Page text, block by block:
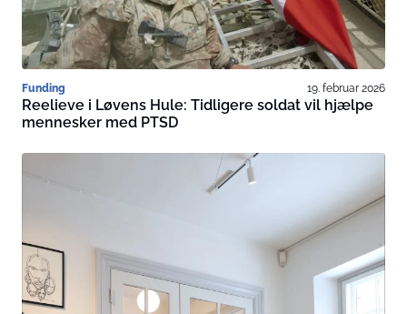
Funding 19. februar 2026
Reelieve i Løvens Hule: Tidligere soldat vil hjælpe
mennesker med PTSD